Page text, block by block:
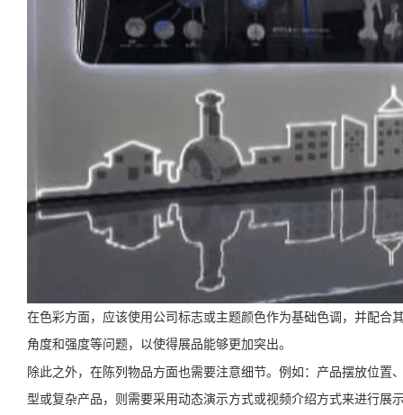
在色彩方面，应该使用公司标志或主题颜色作为基础色调，并配
角度和强度等问题，以使得展品能够更加突出。
除此之外，在陈列物品方面也需要注意细节。例如：产品摆放位
型或复杂产品，则需要采用动态演示方式或视频介绍方式来进行展